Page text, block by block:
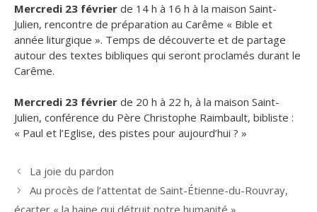
Mercredi 23 février de 14 h à 16 h à la maison Saint-
Julien, rencontre de préparation au Carême « Bible et
année liturgique ». Temps de découverte et de partage
autour des textes bibliques qui seront proclamés durant le
Carême.
Mercredi 23 février de 20 h à 22 h, à la maison Saint-
Julien, conférence du Père Christophe Raimbault, bibliste :
« Paul et l’Eglise, des pistes pour aujourd’hui ? »
La joie du pardon
Au procès de l’attentat de Saint-Étienne-du-Rouvray,